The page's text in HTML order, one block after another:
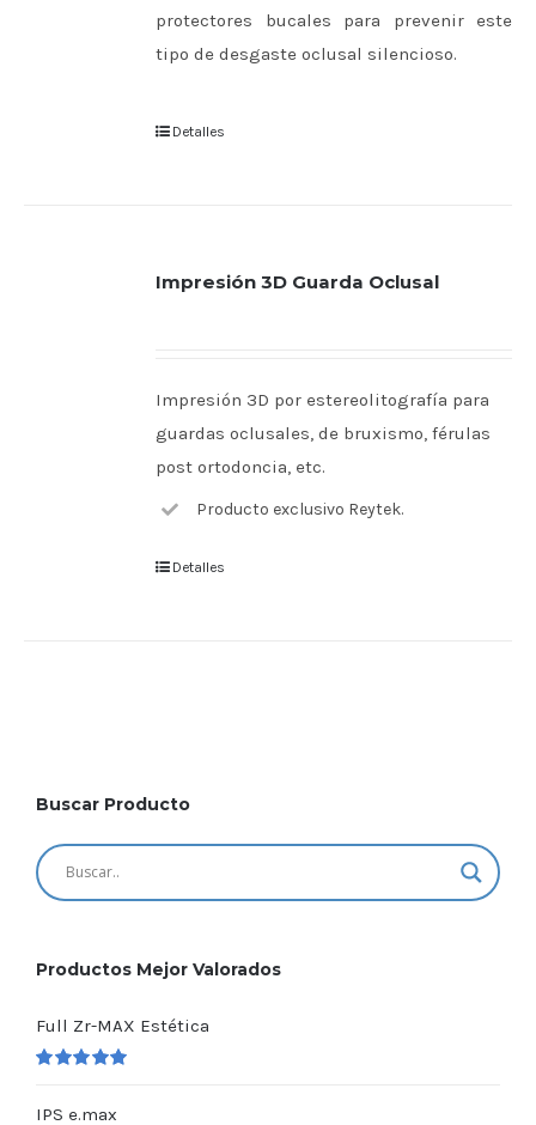
protectores bucales para prevenir este
tipo de desgaste oclusal silencioso.
Detalles
Impresión 3D Guarda Oclusal
Impresión 3D por estereolitografía para
guardas oclusales, de bruxismo, férulas
post ortodoncia, etc.
Producto exclusivo Reytek.
Detalles
Buscar Producto
Productos Mejor Valorados
Full Zr-MAX Estética
IPS e.max